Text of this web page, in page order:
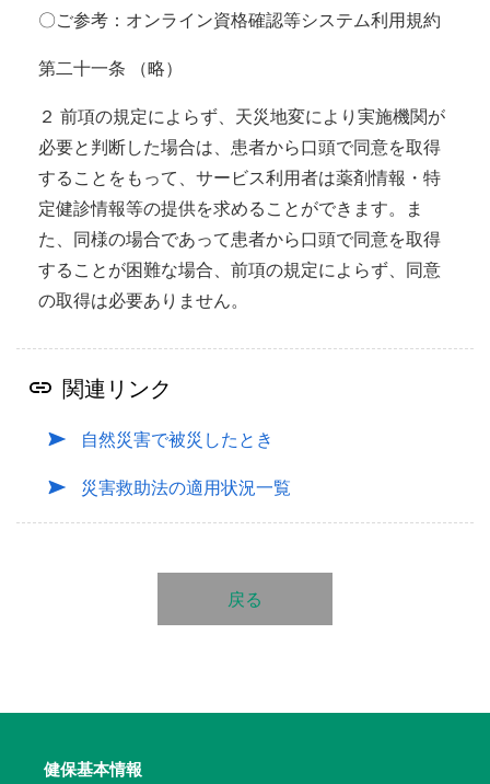
〇ご参考：オンライン資格確認等システム利用規約
第二十一条 （略）
２ 前項の規定によらず、天災地変により実施機関が
必要と判断した場合は、患者から口頭で同意を取得
することをもって、サービス利用者は薬剤情報・特
定健診情報等の提供を求めることができます。ま
た、同様の場合であって患者から口頭で同意を取得
することが困難な場合、前項の規定によらず、同意
の取得は必要ありません。
関連リンク
自然災害で被災したとき
災害救助法の適用状況一覧
戻る
健保基本情報